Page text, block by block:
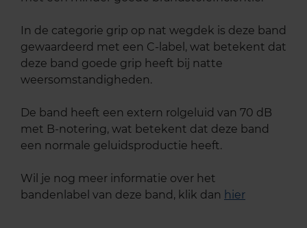
In de categorie grip op nat wegdek is deze band
gewaardeerd met een C-label, wat betekent dat
deze band goede grip heeft bij natte
weersomstandigheden.
De band heeft een extern rolgeluid van 70 dB
met B-notering, wat betekent dat deze band
een normale geluidsproductie heeft.
Wil je nog meer informatie over het
bandenlabel van deze band, klik dan hier